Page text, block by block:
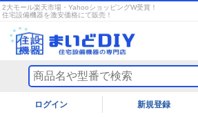
2大モール楽天市場・YahooショッピングW受賞！
住宅設備機器を激安価格にて販売！
ログイン